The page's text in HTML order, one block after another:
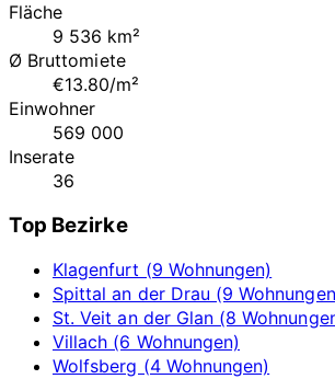
Fläche
9 536 km²
Ø Bruttomiete
€13.80/m²
Einwohner
569 000
Inserate
36
Top Bezirke
Klagenfurt (9 Wohnungen)
Spittal an der Drau (9
St. Veit an der Glan (8
Villach (6 Wohnungen)
Wolfsberg (4 Wohnungen)